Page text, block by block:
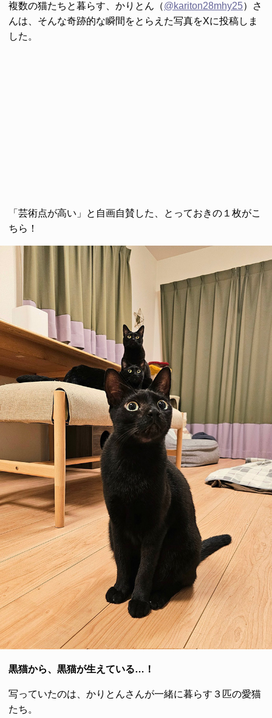
複数の猫たちと暮らす、かりとん（@kariton28mhy25）さ
んは、そんな奇跡的な瞬間をとらえた写真をXに投稿しま
した。
「芸術点が高い」と自画自賛した、とっておきの１枚がこ
ちら！
黒猫から、黒猫が生えている…！
写っていたのは、かりとんさんが一緒に暮らす３匹の愛猫
たち。